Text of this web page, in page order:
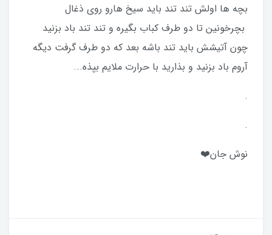
بچه ها اولش تند تند باید سیخ هارو روی ذغال
بچرخونین تا دو طرف کباب بگیره و تند تند باد بزنید
چون آتیشش باید تند باشه بعد که دو طرف گرفت دیگه
آروم باد بزنید و بذارید با حرارت ملایم بپذه...
.
.
نوش جان❤️